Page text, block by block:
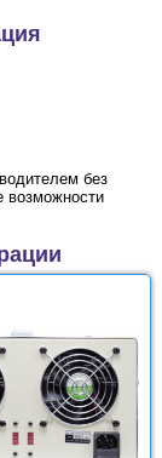
без
возможности